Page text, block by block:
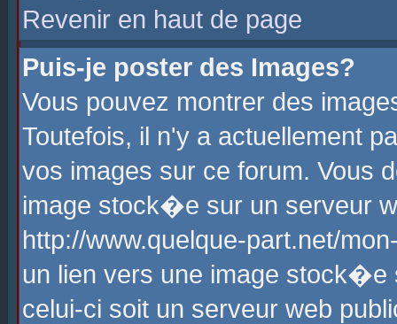
Revenir en haut de page
Puis-je poster des Images?
Vous pouvez montrer des
Toutefois, il n'y a actuellement
vos images sur ce forum. Vous
image stock�e sur un serveur
http://www.quelque-part.net/
un lien vers une image
celui-ci soit un serveur web